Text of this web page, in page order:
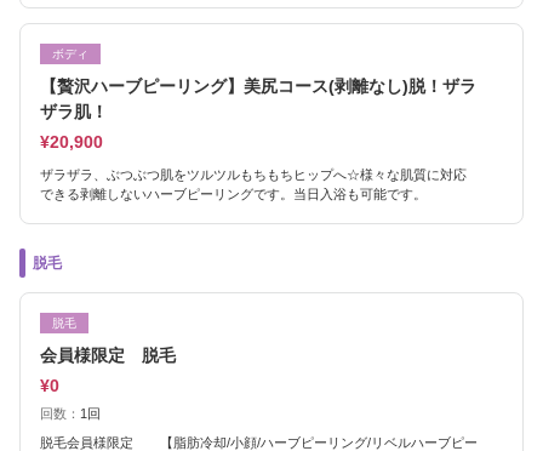
ボディ
【贅沢ハーブピーリング】美尻コース(剥離なし)脱！ザラ
ザラ肌！
¥20,900
ザラザラ、ぶつぶつ肌をツルツルもちもちヒップへ☆様々な肌質に対応
できる剥離しないハーブピーリングです。当日入浴も可能です。
脱毛
脱毛
会員様限定 脱毛
¥0
回数： 1回
脱毛会員様限定 【脂肪冷却/小顔/ハーブピーリング/リベルハーブピー